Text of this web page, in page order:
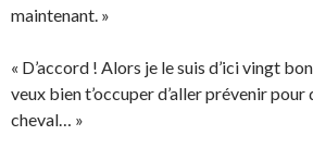
maintenant. »
« D’accord ! Alors je le suis d’ici vingt
veux bien t’occuper d’aller prévenir pour
cheval… »